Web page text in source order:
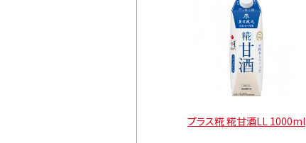
プラス糀 糀甘酒LL 1000ml